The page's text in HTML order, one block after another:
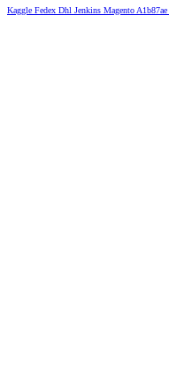
Kaggle Fedex Dhl Jenkins Magento A1b87ae